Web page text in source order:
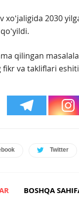
xoʻjaligida 2030
qilingan
va takliflari
Twitter
BOSHQA